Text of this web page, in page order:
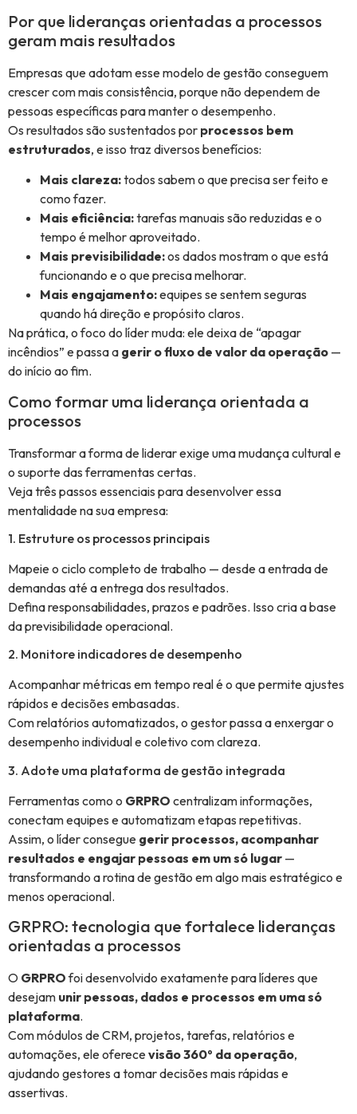
Por que lideranças orientadas a processos
geram mais resultados
Empresas que adotam esse modelo de gestão conseguem
crescer com mais consistência, porque não dependem de
pessoas específicas para manter o desempenho.
Os resultados são sustentados por processos bem
estruturados, e isso traz diversos benefícios:
Mais clareza:todos sabem o que precisa ser feito e
como fazer.
Mais eficiência:tarefas manuais são reduzidas e o
tempo é melhor aproveitado.
Mais previsibilidade:os dados mostram o que está
funcionando e o que precisa melhorar.
Mais engajamento:equipes se sentem seguras
quando há direção e propósito claros.
Na prática, o foco do líder muda: ele deixa de “apagar
incêndios” e passa a gerir o fluxo de valor da operação —
do início ao fim.
Como formar uma liderança orientada a
processos
Transformar a forma de liderar exige uma mudança cultural e
o suporte das ferramentas certas.
Veja três passos essenciais para desenvolver essa
mentalidade na sua empresa:
1. Estruture os processos principais
Mapeie o ciclo completo de trabalho — desde a entrada de
demandas até a entrega dos resultados.
Defina responsabilidades, prazos e padrões. Isso cria a base
da previsibilidade operacional.
2. Monitore indicadores de desempenho
Acompanhar métricas em tempo real é o que permite ajustes
rápidos e decisões embasadas.
Com relatórios automatizados, o gestor passa a enxergar o
desempenho individual e coletivo com clareza.
3. Adote uma plataforma de gestão integrada
Ferramentas como o GRPRO centralizam informações,
conectam equipes e automatizam etapas repetitivas.
Assim, o líder consegue gerir processos, acompanhar
resultados e engajar pessoas em um só lugar —
transformando a rotina de gestão em algo mais estratégico e
menos operacional.
GRPRO: tecnologia que fortalece lideranças
orientadas a processos
O GRPROfoi desenvolvido exatamente para líderes que
desejam unir pessoas, dados e processos em uma só
plataforma.
Com módulos de CRM, projetos, tarefas, relatórios e
automações, ele oferecevisão 360º da operação,
ajudando gestores a tomar decisões mais rápidas e
assertivas.